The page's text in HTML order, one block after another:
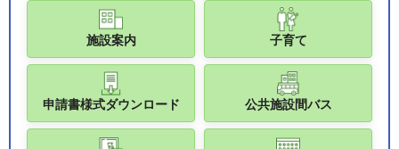
施設案内 子育て
申請書様式ダウンロード 公共施設間バス